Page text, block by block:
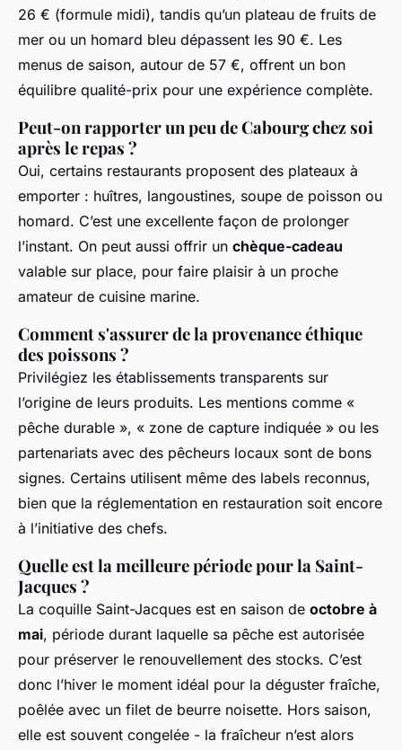
26 € (formule midi), tandis qu’un plateau de fruits de
mer ou un homard bleu dépassent les 90 €. Les
menus de saison, autour de 57 €, offrent un bon
équilibre qualité-prix pour une expérience complète.
Peut-on rapporter un peu de Cabourg chez soi
après le repas ?
Oui, certains restaurants proposent des plateaux à
emporter : huîtres, langoustines, soupe de poisson ou
homard. C’est une excellente façon de prolonger
l’instant. On peut aussi offrir un chèque-cadeau
valable sur place, pour faire plaisir à un proche
amateur de cuisine marine.
Comment s'assurer de la provenance éthique
des poissons ?
Privilégiez les établissements transparents sur
l’origine de leurs produits. Les mentions comme «
pêche durable », « zone de capture indiquée » ou les
partenariats avec des pêcheurs locaux sont de bons
signes. Certains utilisent même des labels reconnus,
bien que la réglementation en restauration soit encore
à l’initiative des chefs.
Quelle est la meilleure période pour la Saint-
Jacques ?
La coquille Saint-Jacques est en saison de octobre à
mai, période durant laquelle sa pêche est autorisée
pour préserver le renouvellement des stocks. C’est
donc l’hiver le moment idéal pour la déguster fraîche,
poêlée avec un filet de beurre noisette. Hors saison,
elle est souvent congelée - la fraîcheur n’est alors